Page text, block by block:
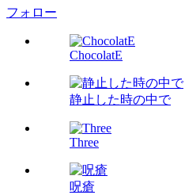
フォロー
ChocolatE
静止した時の中で
Three
呪瘡